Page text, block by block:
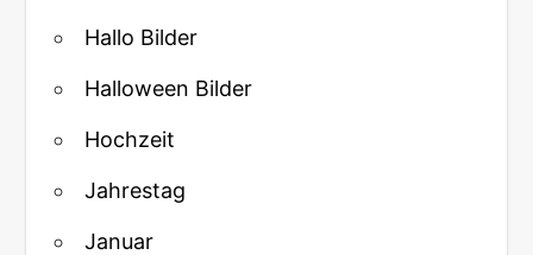
Hallo Bilder
Halloween Bilder
Hochzeit
Jahrestag
Januar